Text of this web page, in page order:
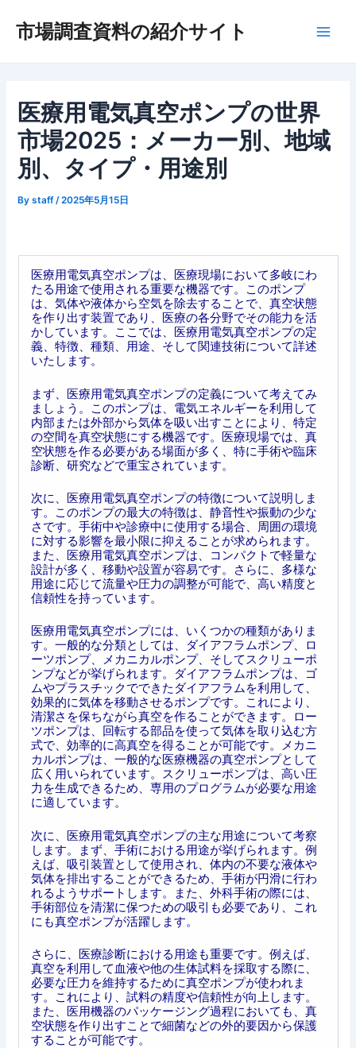
市場調査資料の紹介サイト
医療用電気真空ポンプの世界
市場2025：メーカー別、地域
別、タイプ・用途別
Bystaff /2025年5月15日
医療用電気真空ポンプは、医療現場において多岐にわ
たる用途で使用される重要な機器です。このポンプ
は、気体や液体から空気を除去することで、真空状態
を作り出す装置であり、医療の各分野でその能力を活
かしています。ここでは、医療用電気真空ポンプの定
義、特徴、種類、用途、そして関連技術について詳述
いたします。
まず、医療用電気真空ポンプの定義について考えてみ
ましょう。このポンプは、電気エネルギーを利用して
内部または外部から気体を吸い出すことにより、特定
の空間を真空状態にする機器です。医療現場では、真
空状態を作る必要がある場面が多く、特に手術や臨床
診断、研究などで重宝されています。
次に、医療用電気真空ポンプの特徴について説明しま
す。このポンプの最大の特徴は、静音性や振動の少な
さです。手術中や診療中に使用する場合、周囲の環境
に対する影響を最小限に抑えることが求められます。
また、医療用電気真空ポンプは、コンパクトで軽量な
設計が多く、移動や設置が容易です。さらに、多様な
用途に応じて流量や圧力の調整が可能で、高い精度と
信頼性を持っています。
医療用電気真空ポンプには、いくつかの種類がありま
す。一般的な分類としては、ダイアフラムポンプ、ロ
ーツポンプ、メカニカルポンプ、そしてスクリューポ
ンプなどが挙げられます。ダイアフラムポンプは、ゴ
ムやプラスチックでできたダイアフラムを利用して、
効果的に気体を移動させるポンプです。これにより、
清潔さを保ちながら真空を作ることができます。ロー
ツポンプは、回転する部品を使って気体を取り込む方
式で、効率的に高真空を得ることが可能です。メカニ
カルポンプは、一般的な医療機器の真空ポンプとして
広く用いられています。スクリューポンプは、高い圧
力を生成できるため、専用のプログラムが必要な用途
に適しています。
次に、医療用電気真空ポンプの主な用途について考察
します。まず、手術における用途が挙げられます。例
えば、吸引装置として使用され、体内の不要な液体や
気体を排出することができるため、手術が円滑に行わ
れるようサポートします。また、外科手術の際には、
手術部位を清潔に保つための吸引も必要であり、これ
にも真空ポンプが活躍します。
さらに、医療診断における用途も重要です。例えば、
真空を利用して血液や他の生体試料を採取する際に、
必要な圧力を維持するために真空ポンプが使われま
す。これにより、試料の精度や信頼性が向上します。
また、医用機器のパッケージング過程においても、真
空状態を作り出すことで細菌などの外的要因から保護
することが可能です。